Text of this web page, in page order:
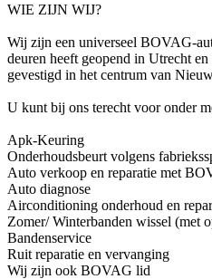
WIE ZIJN WIJ?
Wij zijn een universeel BOVAG-
deuren heeft geopend in Utrecht
gevestigd in het centrum van
U kunt bij ons terecht voor onder
Apk-Keuring
Onderhoudsbeurt volgens
Auto verkoop en reparatie met
Auto diagnose
Airconditioning onderhoud en
Zomer/ Winterbanden wissel (met
Bandenservice
Ruit reparatie en vervanging
Wij zijn ook BOVAG lid